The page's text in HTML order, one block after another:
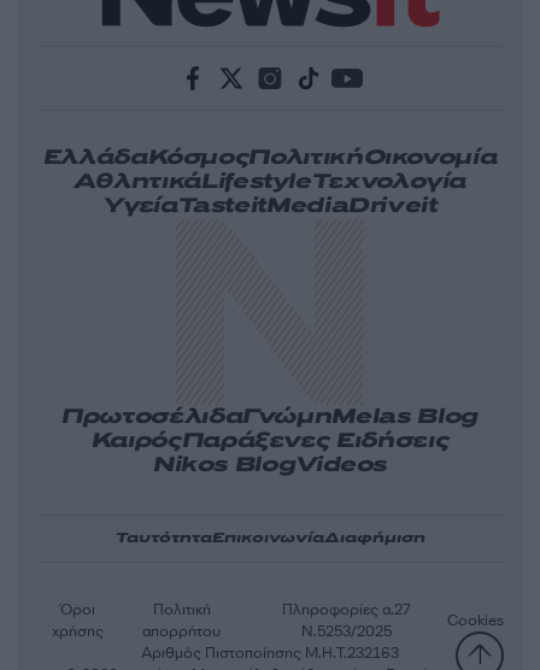
ΕλλάδαΚόσμοςΠολιτικήΟικονομία
ΑθλητικάLifestyleΤεχνολογία
ΥγείαTasteitMediaDriveit
ΠρωτοσέλιδαΓνώμηMelas Blog
ΚαιρόςΠαράξενες Ειδήσεις
Nikos BlogVideos
ΤαυτότηταΕπικοινωνίαΔιαφήμιση
Αριθμός Πιστοποίησης Μ.Η.Τ.232163
Όροι
χρήσης
Πολιτική
απορρήτου
Πληροφορίες α.27
Ν.5253/2025
Cookies